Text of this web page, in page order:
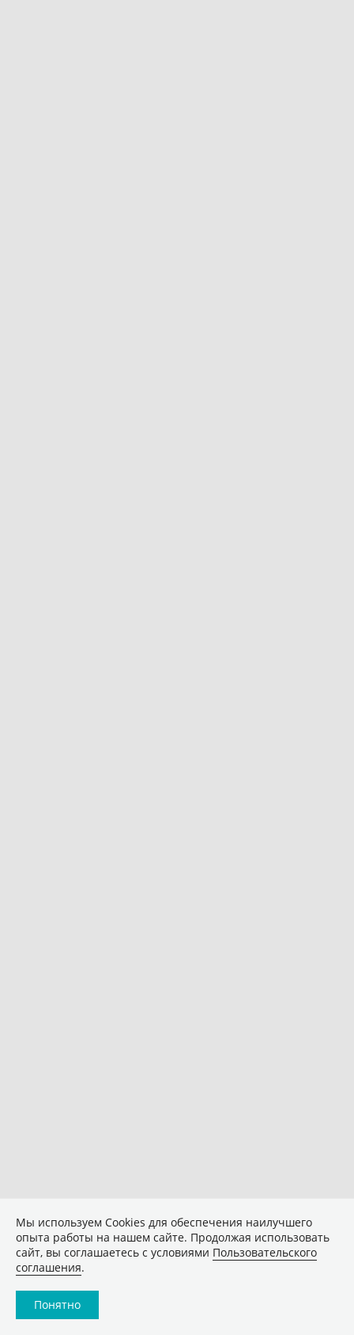
Мы используем Сookies для обеспечения наилучшего
опыта работы на нашем сайте. Продолжая использовать
сайт, вы соглашаетесь с условиями Пользовательского
соглашения.
Понятно